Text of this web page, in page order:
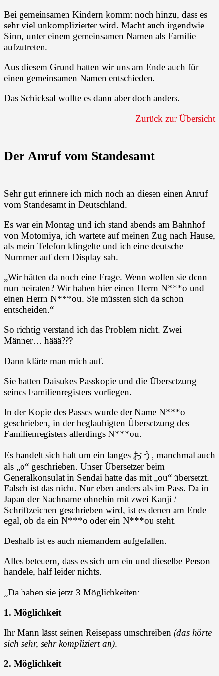
Bei gemeinsamen Kindern kommt noch hinzu, dass es
sehr viel unkomplizierter wird. Macht auch irgendwie
Sinn, unter einem gemeinsamen Namen als Familie
aufzutreten.
Aus diesem Grund hatten wir uns am Ende auch für
einen gemeinsamen Namen entschieden.
Das Schicksal wollte es dann aber doch anders.
Zurück zur Übersicht
Der Anruf vom Standesamt
Sehr gut erinnere ich mich noch an diesen einen Anruf
vom Standesamt in Deutschland.
Es war ein Montag und ich stand abends am Bahnhof
von Motomiya, ich wartete auf meinen Zug nach Hause,
als mein Telefon klingelte und ich eine deutsche
Nummer auf dem Display sah.
„Wir hätten da noch eine Frage. Wenn wollen sie denn
nun heiraten? Wir haben hier einen Herrn N***o und
einen Herrn N***ou. Sie müssten sich da schon
entscheiden.“
So richtig verstand ich das Problem nicht. Zwei
Männer… häää???
Dann klärte man mich auf.
Sie hatten Daisukes Passkopie und die Übersetzung
seines Familienregisters vorliegen.
In der Kopie des Passes wurde der Name N***o
geschrieben, in der beglaubigten Übersetzung des
Familienregisters allerdings N***ou.
Es handelt sich halt um ein langes おう, manchmal auch
als „ō“ geschrieben. Unser Übersetzer beim
Generalkonsulat in Sendai hatte das mit „ou“ übersetzt.
Falsch ist das nicht. Nur eben anders als im Pass. Da in
Japan der Nachname ohnehin mit zwei Kanji /
Schriftzeichen geschrieben wird, ist es denen am Ende
egal, ob da ein N***o oder ein N***ou steht.
Deshalb ist es auch niemandem aufgefallen.
Alles beteuern, dass es sich um ein und dieselbe Person
handele, half leider nichts.
„Da haben sie jetzt 3 Möglichkeiten:
1. Möglichkeit
Ihr Mann lässt seinen Reisepass umschreiben (das hörte
sich sehr, sehr kompliziert an).
2. Möglichkeit